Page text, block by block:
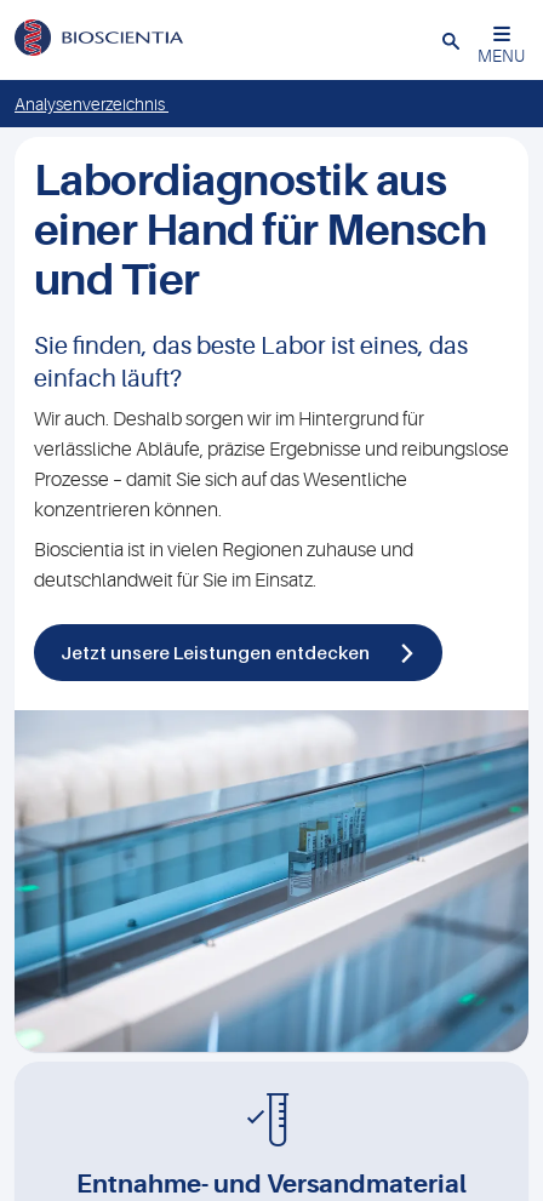
Schließen
MENU
Analysenverzeichnis
Labordiagnostik aus
einer Hand für Mensch
und Tier
Sie finden, das beste Labor ist eines, das
einfach läuft?
Wir auch. Deshalb sorgen wir im Hintergrund für
verlässliche Abläufe, präzise Ergebnisse und reibungslose
Prozesse – damit Sie sich auf das Wesentliche
konzentrieren können.
Bioscientia ist in vielen Regionen zuhause und
deutschlandweit für Sie im Einsatz.
Jetzt unsere Leistungen entdecken
Entnahme- und Versandmaterial